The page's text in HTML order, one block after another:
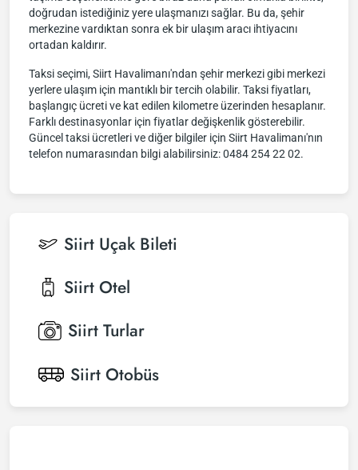
doğrudan istediğiniz yere ulaşmanızı sağlar. Bu da, şehir
merkezine vardıktan sonra ek bir ulaşım aracı ihtiyacını
ortadan kaldırır.
Taksi seçimi, Siirt Havalimanı'ndan şehir merkezi gibi merkezi
yerlere ulaşım için mantıklı bir tercih olabilir. Taksi fiyatları,
başlangıç ücreti ve kat edilen kilometre üzerinden hesaplanır.
Farklı destinasyonlar için fiyatlar değişkenlik gösterebilir.
Güncel taksi ücretleri ve diğer bilgiler için Siirt Havalimanı'nın
telefon numarasından bilgi alabilirsiniz: 0484 254 22 02.
Siirt Uçak Bileti
Siirt Otel
Siirt Turlar
Siirt Otobüs